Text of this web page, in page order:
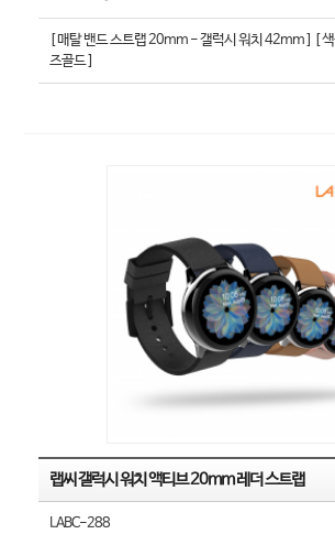
[ 매탈 밴드 스트랩 20mm - 갤럭시 워치 42mm ] [
즈골드 ]
랩씨 갤럭시 워치 액티브 20mm 레더 스트랩
LABC-288